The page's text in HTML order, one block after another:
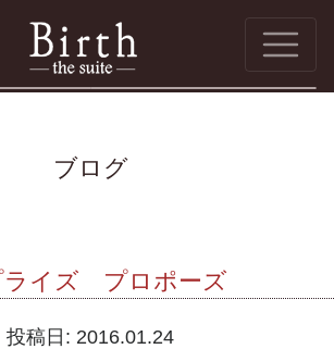
ブログ
ライズ プロポーズ
投稿日: 2016.01.24